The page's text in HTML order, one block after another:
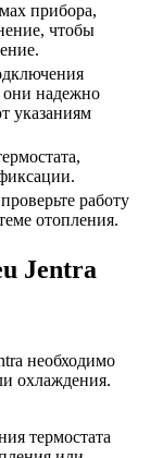
прибора,
чтобы
они надежно
указаниям
работу
отопления.
Jentra
необходимо
охлаждения.
термостата